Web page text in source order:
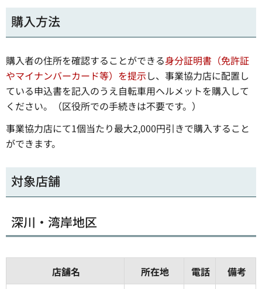
購入方法
購入者の住所を確認することができる身分証明書（免許証
やマイナンバーカード等）を提示し、事業協力店に配置し
ている申込書を記入のうえ自転車用ヘルメットを購入して
ください。（区役所での手続きは不要です。）
事業協力店にて1個当たり最大2,000円引きで購入すること
ができます。
対象店舗
深川・湾岸地区
店舗名 所在地 電話 備考